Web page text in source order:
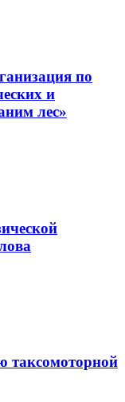
по
и
лес»
таксомоторной